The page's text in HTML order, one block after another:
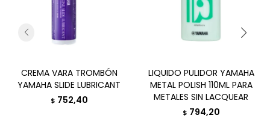
CREMA VARA TROMBÓN
YAMAHA SLIDE LUBRICANT
$ 752,40
LIQUIDO PULIDOR YAMAHA
METAL POLISH 110ML PARA
METALES SIN LACQUEAR
$ 794,20